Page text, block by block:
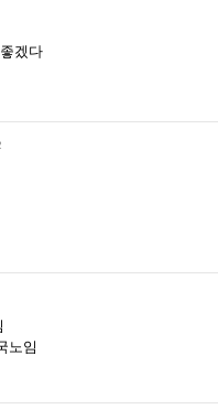
겠다
노임